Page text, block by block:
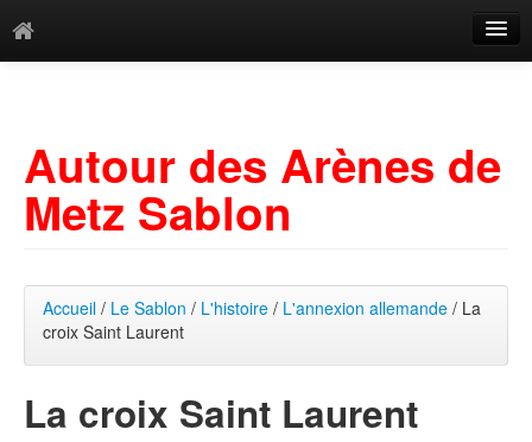
Mots-clés
Autour des Arènes de
Metz Sablon
Accueil / Le Sablon / L'histoire / L'annexion allemande / La
croix Saint Laurent
La croix Saint Laurent